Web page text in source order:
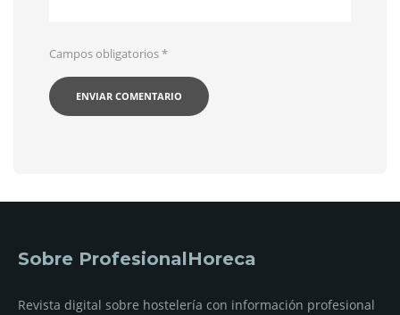
Campos obligatorios*
Sobre ProfesionalHoreca
Revista digital sobre hostelería con información profesional